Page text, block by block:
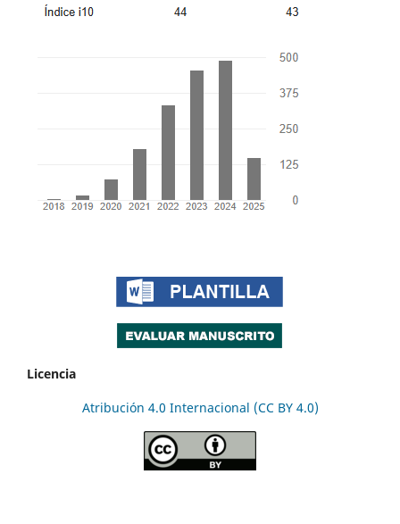
Licencia
Atribución 4.0 Internacional (CC BY 4.0)